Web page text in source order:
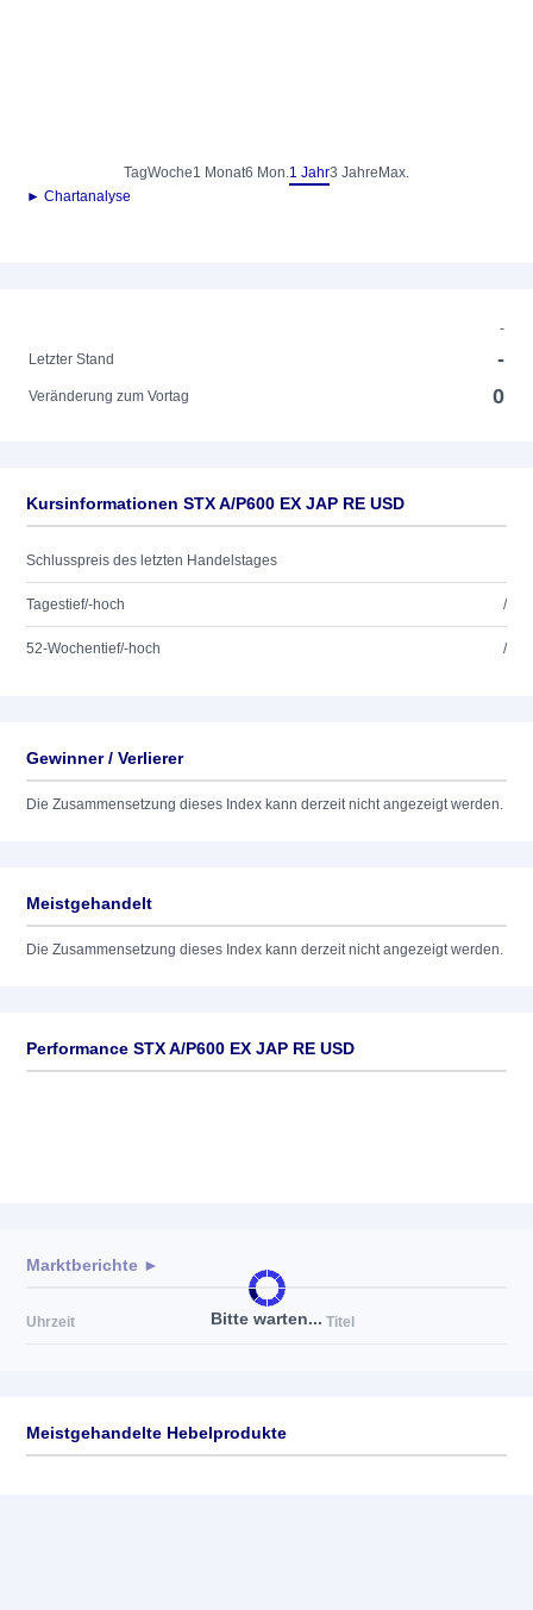
TagWoche1 Monat6 Mon.1 Jahr3 Jahre Max.
► Chartanalyse
-
Letzter Stand
-
Veränderung zum Vortag 0
Kursinformationen STX A/P600 EX JAP RE USD
Schlusspreis des letzten Handelstages
Tagestief/-hoch /
52-Wochentief/-hoch /
Gewinner / Verlierer
Die Zusammensetzung dieses Index kann derzeit nicht angezeigt werden.
Meistgehandelt
Die Zusammensetzung dieses Index kann derzeit nicht angezeigt werden.
Performance STX A/P600 EX JAP RE USD
Bitte warten...
Marktberichte ►
Uhrzeit Titel
Meistgehandelte Hebelprodukte